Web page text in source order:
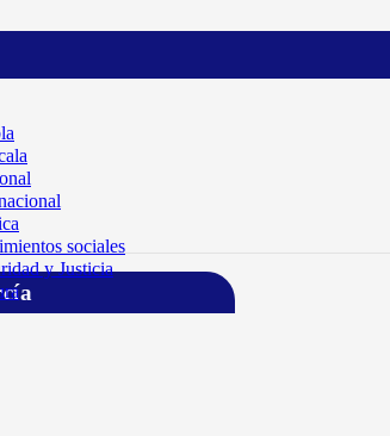
sociales
y Justicia